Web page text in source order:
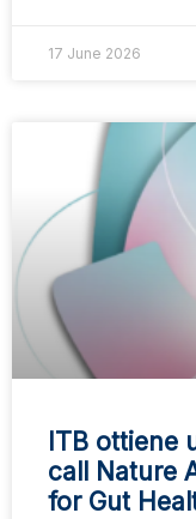
17 June 2026
ITB ottiene
call Nature
for Gut